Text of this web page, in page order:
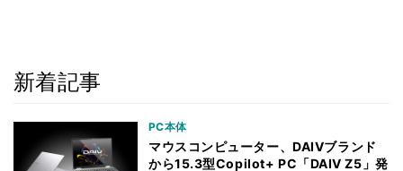
新着記事
PC本体
マウスコンピューター、DAIVブランド
から15.3型Copilot+ PC「DAIV Z5」発